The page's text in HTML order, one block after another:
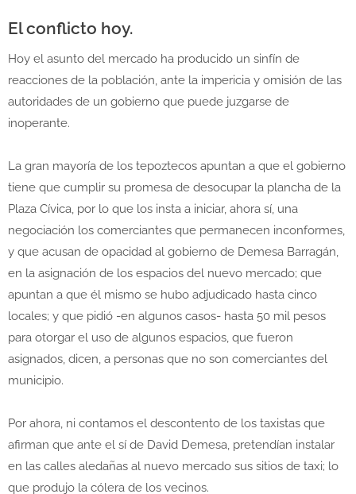
El conflicto hoy.
Hoy el asunto del mercado ha producido un sinfín de
reacciones de la población, ante la impericia y omisión de las
autoridades de un gobierno que puede juzgarse de
inoperante.
La gran mayoría de los tepoztecos apuntan a que el gobierno
tiene que cumplir su promesa de desocupar la plancha de la
Plaza Cívica, por lo que los insta a iniciar, ahora sí, una
negociación los comerciantes que permanecen inconformes,
y que acusan de opacidad al gobierno de Demesa Barragán,
en la asignación de los espacios del nuevo mercado; que
apuntan a que él mismo se hubo adjudicado hasta cinco
locales; y que pidió -en algunos casos- hasta 50 mil pesos
para otorgar el uso de algunos espacios, que fueron
asignados, dicen, a personas que no son comerciantes del
municipio.
Por ahora, ni contamos el descontento de los taxistas que
afirman que ante el sí de David Demesa, pretendían instalar
en las calles aledañas al nuevo mercado sus sitios de taxi; lo
que produjo la cólera de los vecinos.